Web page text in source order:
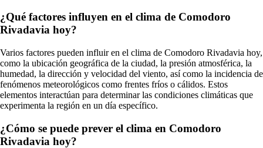
¿Qué factores influyen en el clima de Comodoro
Rivadavia hoy?
Varios factores pueden influir en el clima de Comodoro Rivadavia hoy,
como la ubicación geográfica de la ciudad, la presión atmosférica, la
humedad, la dirección y velocidad del viento, así como la incidencia de
fenómenos meteorológicos como frentes fríos o cálidos. Estos
elementos interactúan para determinar las condiciones climáticas que
experimenta la región en un día específico.
¿Cómo se puede prever el clima en Comodoro
Rivadavia hoy?